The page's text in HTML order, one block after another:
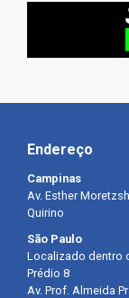
Endereço
Campinas
Av. Esther
Quirino
São Paulo
Localizado dentro
Prédio 8
Av. Prof. Almeida